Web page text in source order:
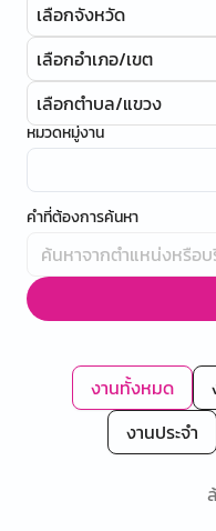
เลือกจังหวัด
เลือกอำเภอ/เขต
เลือกตำบล/แขวง
หมวดหมู่งาน
คำที่ต้องการค้นหา
งานทั้งหมด
งานประจำ